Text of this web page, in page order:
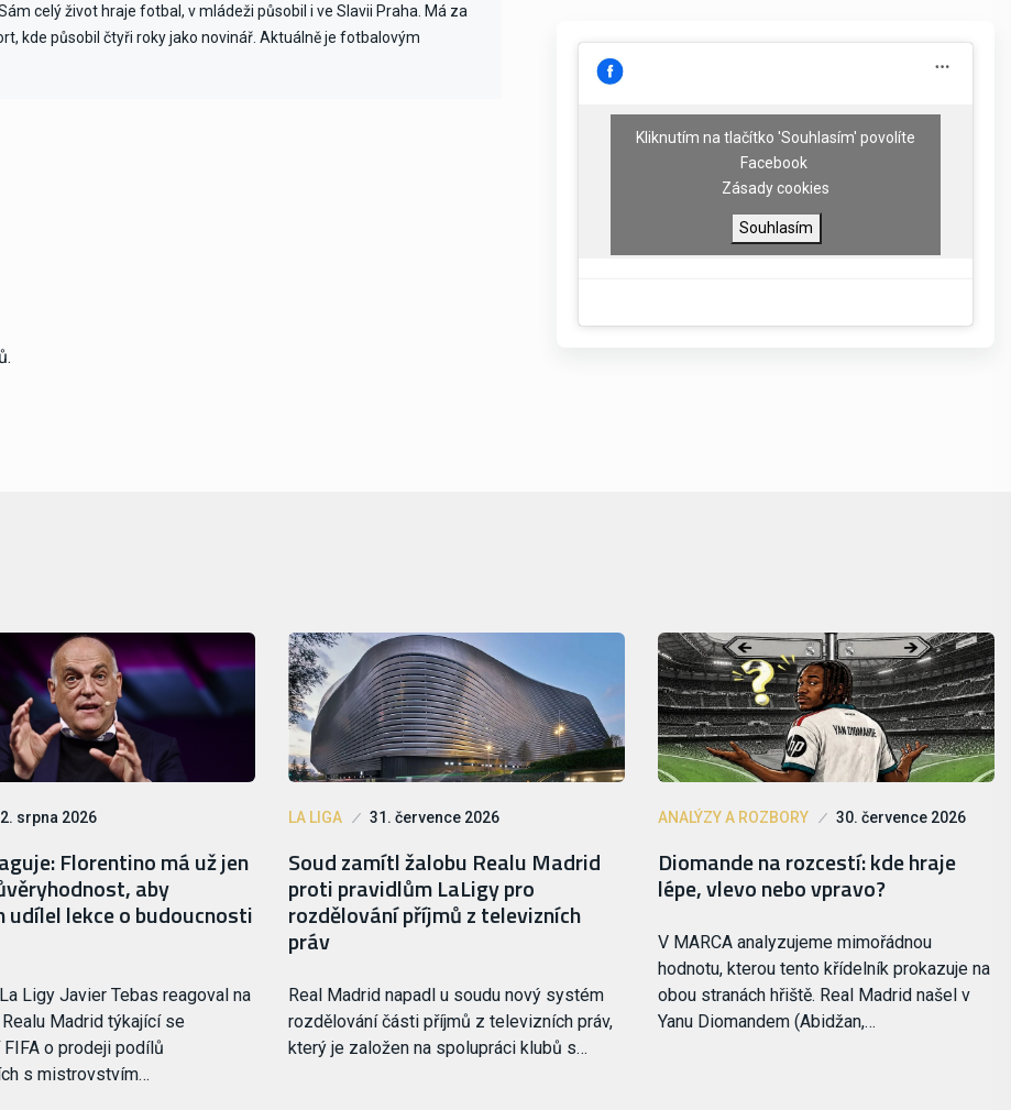
celý život hraje fotbal, v mládeži působil i ve Slavii Praha. Má za
kde působil čtyři roky jako novinář. Aktuálně je fotbalovým
Kliknutím na tlačítko 'Souhlasím' povolíte
Facebook
Zásady cookies
Souhlasím
2. srpna 2026
Florentino má už jen
aby
lekce o budoucnosti
Ligy Javier Tebas reagoval na
Madrid týkající se
o prodeji podílů
s mistrovstvím…
LA LIGA 31. července 2026
Soud zamítl žalobu Realu Madrid
proti pravidlům LaLigy pro
rozdělování příjmů z televizních
práv
Real Madrid napadl u soudu nový systém
rozdělování části příjmů z televizních práv,
který je založen na spolupráci klubů s…
ANALÝZY A ROZBORY 30. července 2026
Diomande na rozcestí: kde hraje
lépe, vlevo nebo vpravo?
V MARCA analyzujeme mimořádnou
hodnotu, kterou tento křídelník prokazuje na
obou stranách hřiště. Real Madrid našel v
Yanu Diomandem (Abidžan,…